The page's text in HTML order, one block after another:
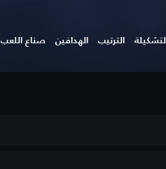
التشكيلة الترتيب الهدافين صناع اللعب